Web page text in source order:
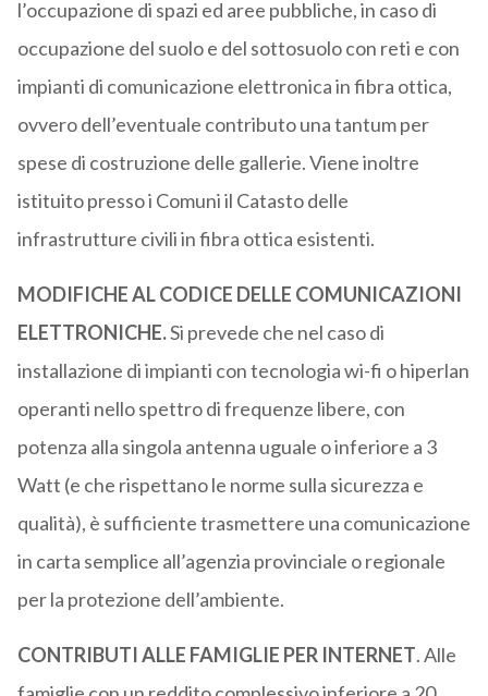
l’occupazione di spazi ed aree pubbliche, in caso di
occupazione del suolo e del sottosuolo con reti e con
impianti di comunicazione elettronica in fibra ottica,
ovvero dell’eventuale contributo una tantum per
spese di costruzione delle gallerie. Viene inoltre
istituito presso i Comuni il Catasto delle
infrastrutture civili in fibra ottica esistenti.
MODIFICHE AL CODICE DELLE COMUNICAZIONI
ELETTRONICHE.Si prevede che nel caso di
installazione di impianti con tecnologia wi-fi o hiperlan
operanti nello spettro di frequenze libere, con
potenza alla singola antenna uguale o inferiore a 3
Watt (e che rispettano le norme sulla sicurezza e
qualità), è sufficiente trasmettere una comunicazione
in carta semplice all’agenzia provinciale o regionale
per la protezione dell’ambiente.
CONTRIBUTI ALLE FAMIGLIE PER INTERNET. Alle